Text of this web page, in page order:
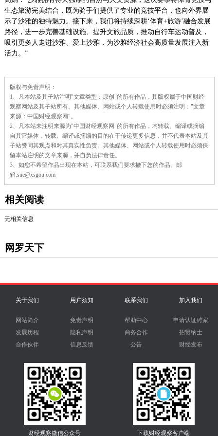
生态旅游完美结合，既为骑手们提供了专业的竞技平台，也向外界展
示了沙雅的独特魅力。接下来，我们将持续深耕‘体育+旅游’融合发展
路径，进一步完善基础设施、提升文旅品质，推动自行车运动普及，
吸引更多人走进沙雅、爱上沙雅，为沙雅经济社会高质量发展注入新
活力。”
辑：
版权与免责声明：
1、凡本站及其子站注明"文章类型：原创"的所有作品，其版权属于中国财经
观察网站及其子站所有。其他媒体、网站或个人转载使用时必须注明："文章
来源：中国财经观察网"。
2、凡本站未注明来源为"中国财经观察网"的所有作品，均转载、编译或摘编
自其它媒体，转载、编译或摘编的目的在于传递更多信息，并不代表本站及其
子站赞同其观点和对其真实性负责。其他媒体、网站或个人转载使用时必须保
留本站注明的文章来源，并自负法律责任。
3、如您不希望作品出现在本站，可联系我们要求撤下您的作品。邮
箱:sue@xsgou.com
相关阅读
无相关信息
网罗天下
关于我们
网站简介
发展历程
合作伙伴
用户须知
免责声明
隐私声明
信息反馈
联系我们
帮助中心
商务合作
公告
加入我们
申请认证砖家
招贤纳士
财经发布
财经观察微信公众号 下载财经观察客户端